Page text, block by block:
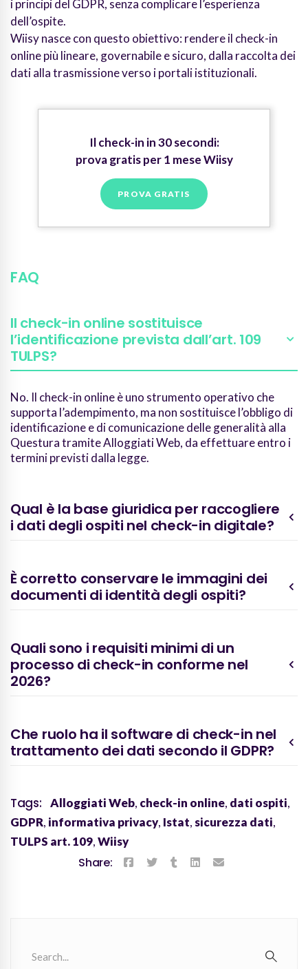
i principi del GDPR, senza complicare l’esperienza
dell’ospite.
Wiisy nasce con questo obiettivo: rendere il check-in
online più lineare, governabile e sicuro, dalla raccolta dei
dati alla trasmissione verso i portali istituzionali.
Il check-in in 30 secondi:
prova gratis per 1 mese Wiisy
PROVA GRATIS
FAQ
Il check-in online sostituisce
l’identificazione prevista dall’art. 109
TULPS?
No. Il check-in online è uno strumento operativo che
supporta l’adempimento, ma non sostituisce l’obbligo di
identificazione e di comunicazione delle generalità alla
Questura tramite Alloggiati Web, da effettuare entro i
termini previsti dalla legge.
Qual è la base giuridica per raccogliere
i dati degli ospiti nel check-in digitale?
È corretto conservare le immagini dei
documenti di identità degli ospiti?
Quali sono i requisiti minimi di un
processo di check-in conforme nel
2026?
Che ruolo ha il software di check-in nel
trattamento dei dati secondo il GDPR?
Tags: Alloggiati Web, check-in online, dati ospiti,
GDPR, informativa privacy, Istat,sicurezza dati,
TULPS art. 109,Wiisy
Share:
for: